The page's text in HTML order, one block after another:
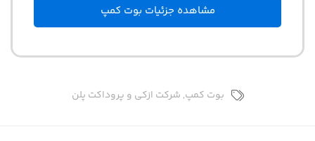
مشاهده جزئیات بوت کمپ
بوت کمپ, شرکت ازکی و پروداکت پلن